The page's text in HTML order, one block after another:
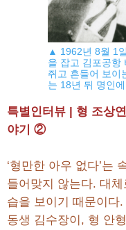
▲ 1962년 8월 1
을 잡고 김포공항
쥐고 흔들어 보이
는 18년 뒤 명인
특별인터뷰 | 형 조상
야기 ②
‘형만한 아우 없다’는
들어맞지 않는다. 대
습을 보이기 때문이다
동생 김수장이, 형 안